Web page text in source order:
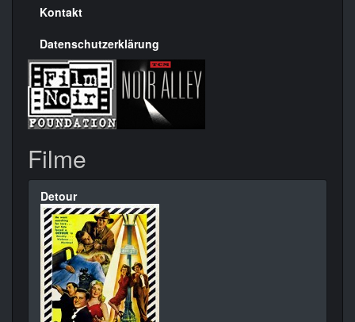
Kontakt
Datenschutzerklärung
Filme
Detour